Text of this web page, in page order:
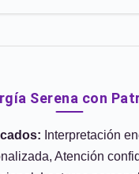
Serena con
Interpretación
Atención